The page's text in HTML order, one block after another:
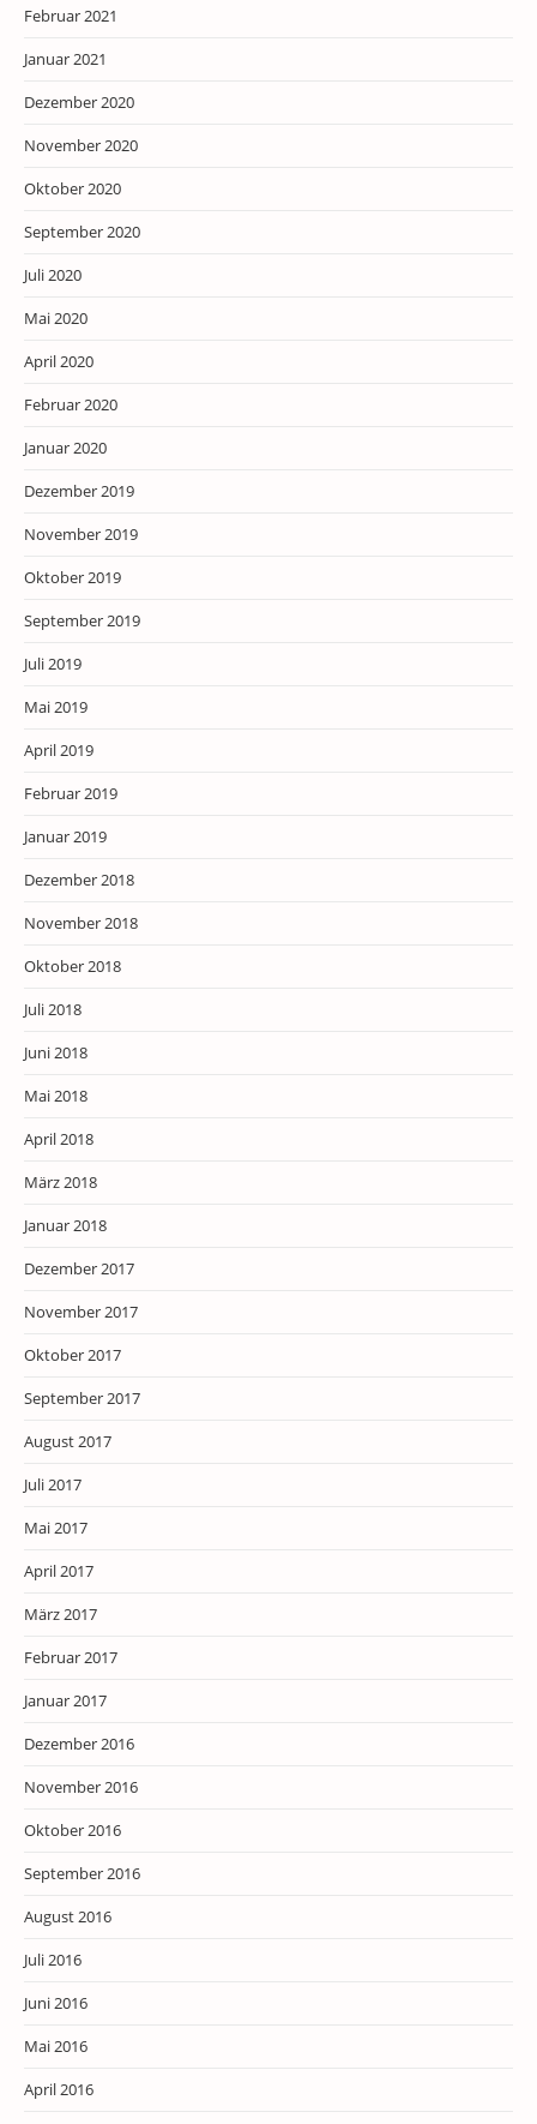
Februar 2021
Januar 2021
Dezember 2020
November 2020
Oktober 2020
September 2020
Juli 2020
Mai 2020
April 2020
Februar 2020
Januar 2020
Dezember 2019
November 2019
Oktober 2019
September 2019
Juli 2019
Mai 2019
April 2019
Februar 2019
Januar 2019
Dezember 2018
November 2018
Oktober 2018
Juli 2018
Juni 2018
Mai 2018
April 2018
März 2018
Januar 2018
Dezember 2017
November 2017
Oktober 2017
September 2017
August 2017
Juli 2017
Mai 2017
April 2017
März 2017
Februar 2017
Januar 2017
Dezember 2016
November 2016
Oktober 2016
September 2016
August 2016
Juli 2016
Juni 2016
Mai 2016
April 2016